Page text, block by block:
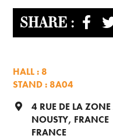
PRESS
CONTACT
PARTNER
SHARE :
HALL : 8
STAND : 8A04
4 RUE DE LA
NOUSTY, FRANCE
FRANCE